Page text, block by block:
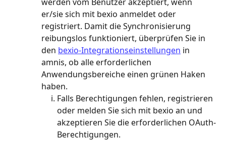
er/sie sich mit bexio anmeldet oder
registriert. Damit die Synchronisierung
reibungslos funktioniert, überprüfen Sie in
den bexio-Integrationseinstellungen in
amnis, ob alle erforderlichen
Anwendungsbereiche einen grünen Haken
haben.
Falls Berechtigungen fehlen, registrieren
oder melden Sie sich mit bexio an und
akzeptieren Sie die erforderlichen OAuth-
Berechtigungen.